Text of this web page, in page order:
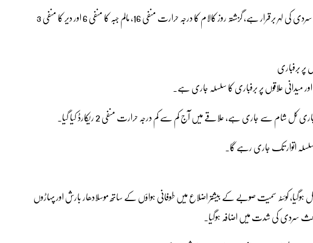
محکمہ موسمیات کا کہنا ہے کہ پہاڑی علاقوں میں شدید سردی کی لہر برقرار ہے، گزشتہ روز کالام کا درجہ حرارت منفی 16، مالم جبہ کا منفی 6 اور دیر کا منفی 3
پر برفباری
میدانی علاقوں پر برفباری کا سلسلہ جاری ہے۔
کل شام سے جاری ہے، علاقے میں آج کم سے کم درجہ حرارت منفی 2 ریکارڈ کیا گیا۔
اتوار تک جاری رہے گا۔
ہوگیا، کوئٹہ سمیت صوبے کے بیشتر اضلاع میں طوفانی ہواؤں کے ساتھ موسلادھار بارش اور پہاڑوں
سردی کی شدت میں اضافہ ہوگیا۔